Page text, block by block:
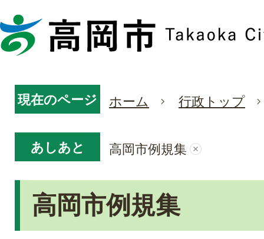
現在のページ ホーム 行政トップ
あしあと 高岡市例規集
高岡市例規集